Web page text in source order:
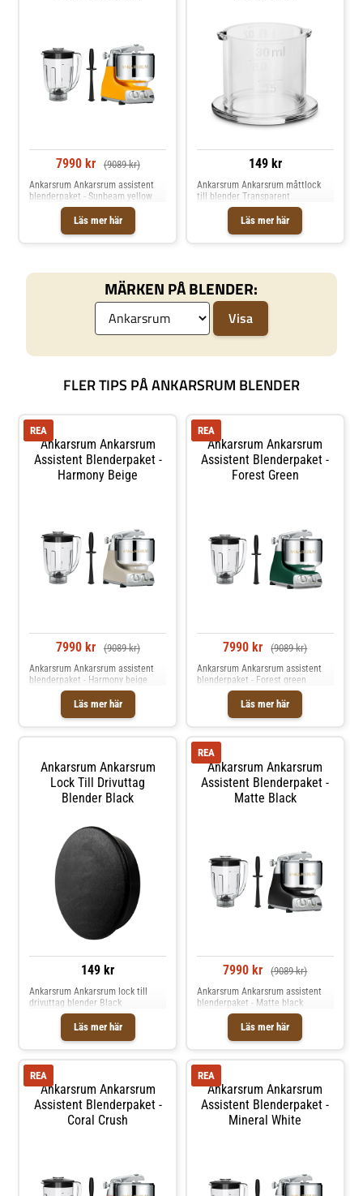
7990 kr (9089 kr)
Läs mer här
Ankarsrum Ankarsrum assistent
blenderpaket - Sunbeam yellow
149 kr
Läs mer här
Ankarsrum Ankarsrum måttlock
till blender Transparent
MÄRKEN PÅ BLENDER:
FLER TIPS PÅ ANKARSRUM BLENDER
Ankarsrum Ankarsrum
Assistent Blenderpaket -
Harmony Beige
REA
7990 kr (9089 kr)
Läs mer här
Ankarsrum Ankarsrum assistent
blenderpaket - Harmony beige
Ankarsrum Ankarsrum
Assistent Blenderpaket -
Forest Green
REA
7990 kr (9089 kr)
Läs mer här
Ankarsrum Ankarsrum assistent
blenderpaket - Forest green
Ankarsrum Ankarsrum
Lock Till Drivuttag
Blender Black
149 kr
Läs mer här
Ankarsrum Ankarsrum lock till
drivuttag blender Black
Ankarsrum Ankarsrum
Assistent Blenderpaket -
Matte Black
REA
7990 kr (9089 kr)
Läs mer här
Ankarsrum Ankarsrum assistent
blenderpaket - Matte black
Ankarsrum Ankarsrum
Assistent Blenderpaket -
Coral Crush
REA
Ankarsrum Ankarsrum
Assistent Blenderpaket -
Mineral White
REA